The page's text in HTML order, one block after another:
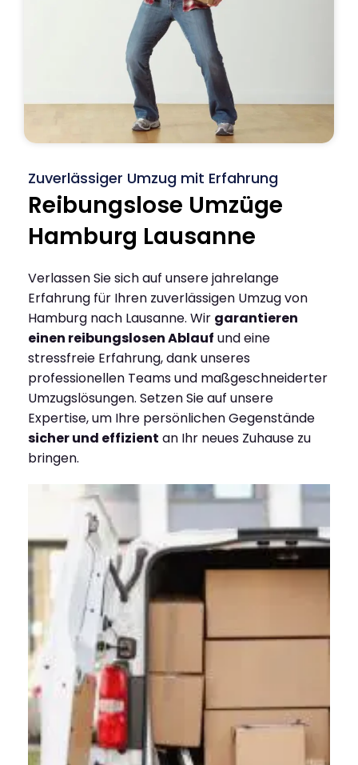
Zuverlässiger Umzug mit Erfahrung
Reibungslose Umzüge
Hamburg Lausanne
Verlassen Sie sich auf unsere jahrelange
Erfahrung für Ihren zuverlässigen Umzug von
Hamburg nach Lausanne. Wir garantieren
einen reibungslosen Ablauf und eine
stressfreie Erfahrung, dank unseres
professionellen Teams und maßgeschneiderter
Umzugslösungen. Setzen Sie auf unsere
Expertise, um Ihre persönlichen Gegenstände
sicher und effizient an Ihr neues Zuhause zu
bringen.